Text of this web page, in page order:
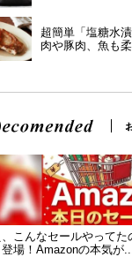
超簡単「塩糖水
肉や豚肉、魚も
こんなセールやって
場！Amazonの本気が